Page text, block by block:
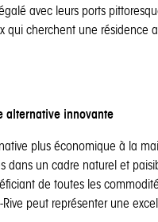
avec leurs ports
qui cherchent une résidence
alternative innovante
plus économique à la
dans un cadre naturel et
de toutes les
peut représenter une